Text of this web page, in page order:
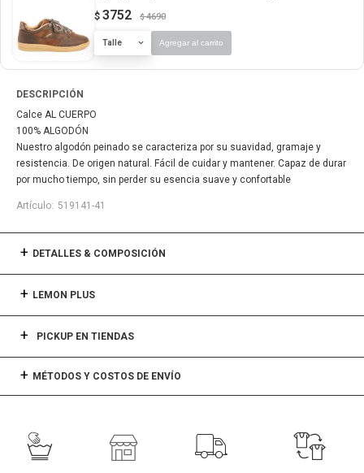
$ 3752 $ 4690
Talle Agregar al carrito
DESCRIPCIÓN
Calce AL CUERPO
100% ALGODÓN
Nuestro algodón peinado se caracteriza por su suavidad, gramaje y
resistencia. De origen natural. Fácil de cuidar y mantener. Capaz de durar
por mucho tiempo, sin perder su esencia suave y confortable
519141-41
DETALLES & COMPOSICIÓN
LEMON PLUS
PICKUP EN TIENDAS
MÉTODOS Y COSTOS DE ENVÍO